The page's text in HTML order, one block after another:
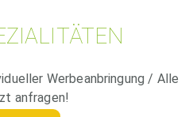
Werbeanbringung / Alle
anfragen!